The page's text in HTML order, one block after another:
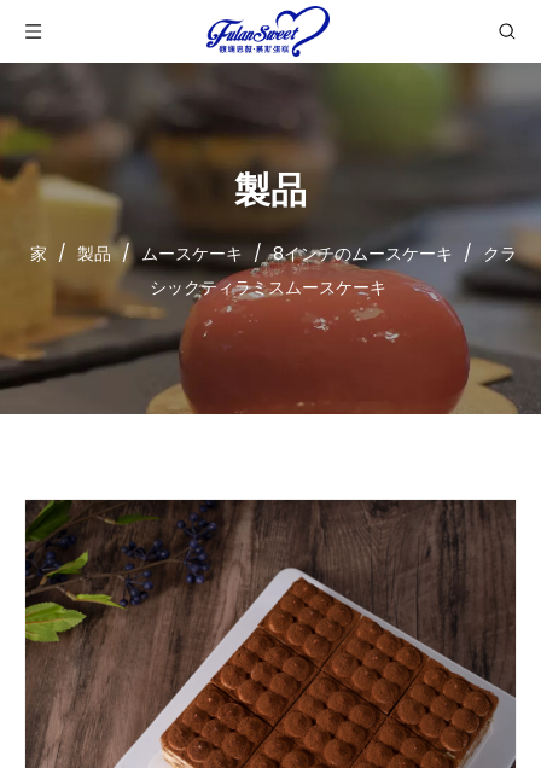
製品
家 / 製品 / ムースケーキ / 8インチのムースケーキ / クラ
シックティラミスムースケーキ